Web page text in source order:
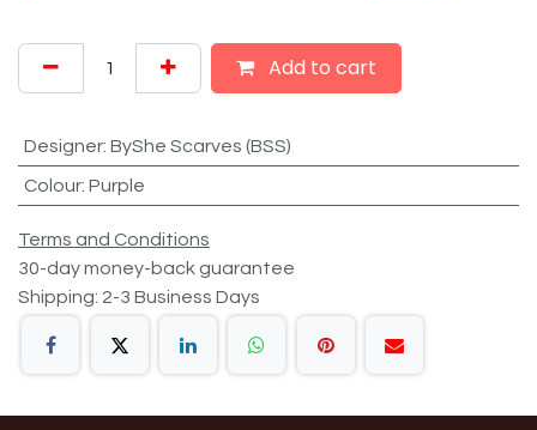
Add to cart
Designer: ByShe Scarves (BSS)
Colour: Purple
Terms and Conditions
30-day money-back guarantee
Shipping: 2-3 Business Days